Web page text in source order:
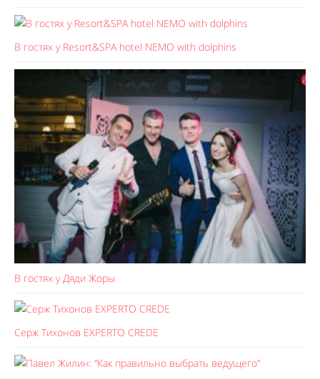
В гостях у Resort&SPA hotel NEMO with dolphins
В гостях у Дяди Жоры
Серж Тихонов EXPERTO CREDE